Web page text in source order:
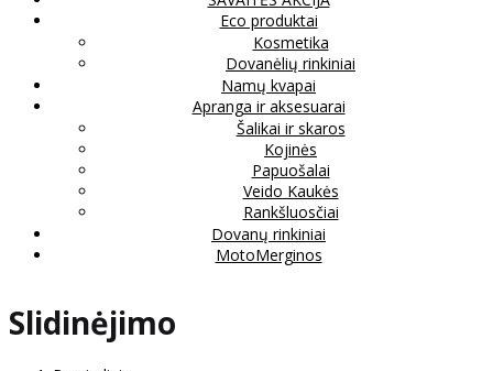
Eco produktai
Kosmetika
Dovanėlių rinkiniai
Namų kvapai
Apranga ir aksesuarai
Šalikai ir skaros
Kojinės
Papuošalai
Veido Kaukės
Rankšluosčiai
Dovanų rinkiniai
MotoMerginos
Slidinėjimo